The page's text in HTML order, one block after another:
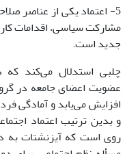
5- اعتماد یکی از عناصر
مشارکت سیاسی، اقدامات
جدید است.
چلبی استدلال می‌کند که
عضویت اعضای جامعه در
افزایش می‌یابد و آمادگی
و بدین ترتیب اعتماد
روی است که آیزنشتات